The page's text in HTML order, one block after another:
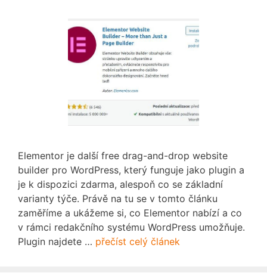
Elementor je další free drag-and-drop website
builder pro WordPress, který funguje jako plugin a
je k dispozici zdarma, alespoň co se základní
varianty týče. Právě na tu se v tomto článku
zaměříme a ukážeme si, co Elementor nabízí a co
v rámci redakčního systému WordPress umožňuje.
Plugin najdete … přečíst celý článek